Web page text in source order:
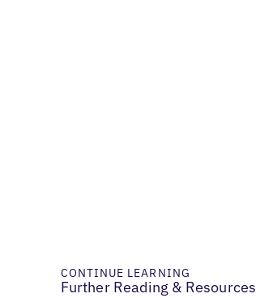
CONTINUE LEARNING
Further Reading & Resources